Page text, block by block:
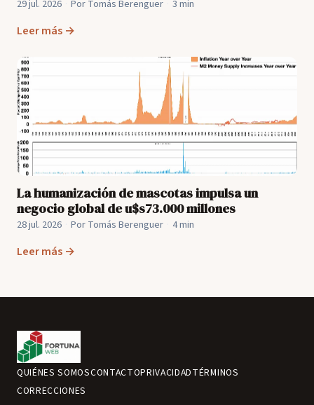
29 jul. 2026 Por Tomás Berenguer 3 min
Leer más →
La humanización de mascotas impulsa un
negocio global de u$s73.000 millones
28 jul. 2026 Por Tomás Berenguer 4 min
Leer más →
QUIÉNES SOMOSCONTACTOPRIVACIDADTÉRMINOS
CORRECCIONES